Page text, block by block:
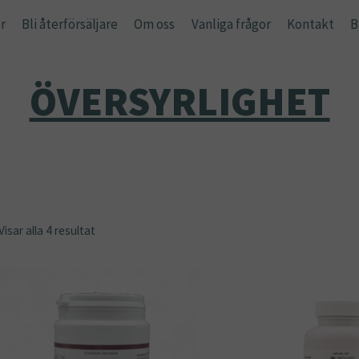
Bli återförsäljare Om oss Vanliga frågor Kontakt
ÖVERSYRLIGHET
alla 4 resultat